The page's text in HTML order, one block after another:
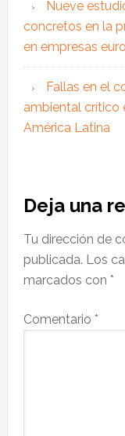
Nueve
concretos en la
en empresas
Fallas en el
ambiental crítico
América Latina
con
los
lectores
Deja una
Tu dirección de
publicada. Los
marcados con *
Comentario *